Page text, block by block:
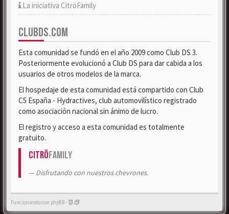
La iniciativa CitröFamily
CLUBDS.COM
Esta comunidad se fundó en el año 2009 como Club DS 3.
Posteriormente evolucionó a Club DS para dar cabida a los
usuarios de otros modelos de la marca.
El hospedaje de esta comunidad está compartido con Club
C5 España - Hydractives, club automovilístico registrado
como asociación nacional sin ánimo de lucro.
El registro y acceso a esta comunidad es totalmente
gratuito.
CitröFamily
Disfrutando con nuestros chevrones.
Funcionando con phpBB -